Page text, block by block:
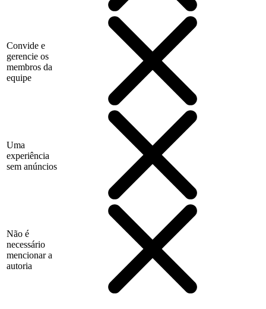
Convide e
gerencie os
membros da
equipe
Uma
experiência
sem anúncios
Não é
necessário
mencionar a
autoria